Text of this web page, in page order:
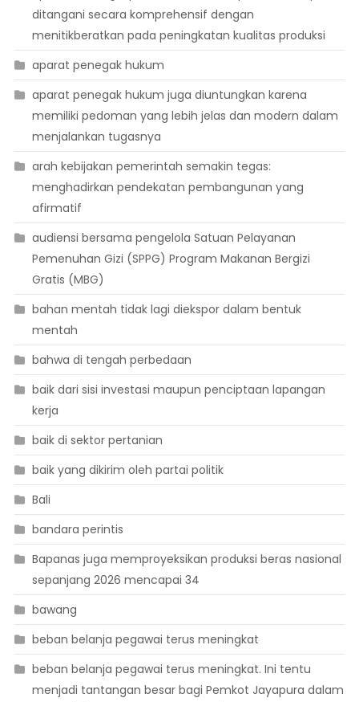
ditangani secara komprehensif dengan
menitikberatkan pada peningkatan kualitas produksi
aparat penegak hukum
aparat penegak hukum juga diuntungkan karena
memiliki pedoman yang lebih jelas dan modern dalam
menjalankan tugasnya
arah kebijakan pemerintah semakin tegas:
menghadirkan pendekatan pembangunan yang
afirmatif
audiensi bersama pengelola Satuan Pelayanan
Pemenuhan Gizi (SPPG) Program Makanan Bergizi
Gratis (MBG)
bahan mentah tidak lagi diekspor dalam bentuk
mentah
bahwa di tengah perbedaan
baik dari sisi investasi maupun penciptaan lapangan
kerja
baik di sektor pertanian
baik yang dikirim oleh partai politik
Bali
bandara perintis
Bapanas juga memproyeksikan produksi beras nasional
sepanjang 2026 mencapai 34
bawang
beban belanja pegawai terus meningkat
beban belanja pegawai terus meningkat. Ini tentu
menjadi tantangan besar bagi Pemkot Jayapura dalam